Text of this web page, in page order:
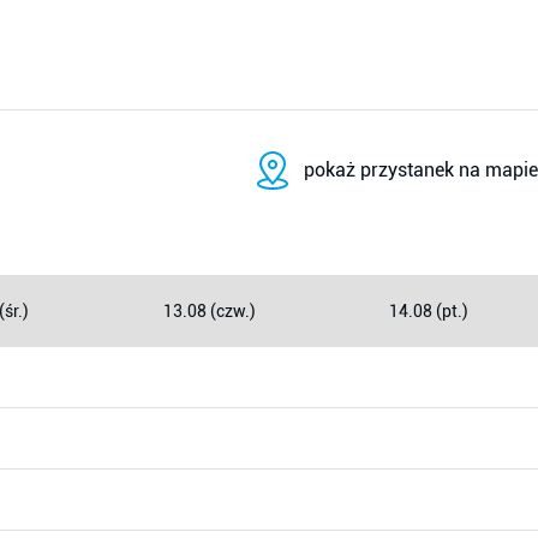
pokaż przystanek na mapie
13.08 (czw.) 14.08 (pt.)